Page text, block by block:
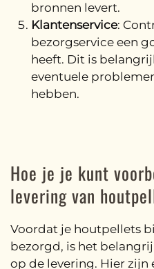
bronnen levert.
Klantenservice:
bezorgservice een
heeft. Dit is
eventuele
hebben.
Hoe je je kunt
levering van
Voordat je houtpellets
bezorgd, is het
op de levering. Hier zijn